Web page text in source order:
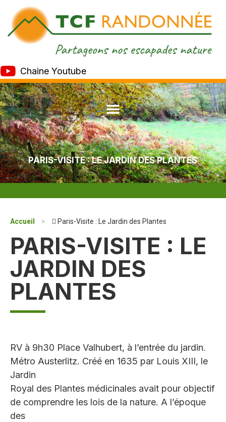
Chaine Youtube
PARIS-VISITE : LE JARDIN DES PLANTES
Accueil >  Paris-Visite : Le Jardin des Plantes
PARIS-VISITE : LE
JARDIN DES
PLANTES
RV à 9h30 Place Valhubert, à l’entrée du jardin.
Métro Austerlitz. Créé en 1635 par Louis XIII, le
Jardin
Royal des Plantes médicinales avait pour objectif
de comprendre les lois de la nature. A l’époque
des